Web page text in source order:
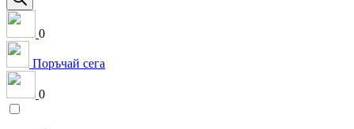
0
Поръчай сега
0